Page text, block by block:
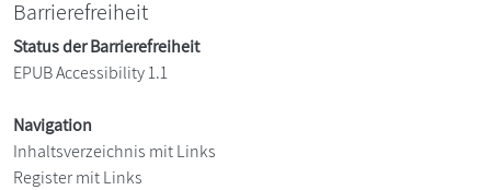
Barrierefreiheit
Status der Barrierefreiheit
EPUB Accessibility 1.1
Navigation
Inhaltsverzeichnis mit Links
Register mit Links